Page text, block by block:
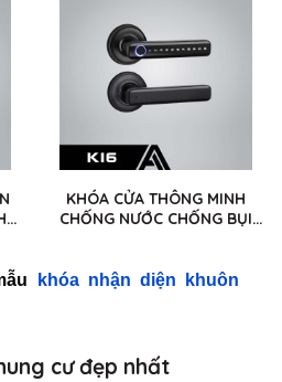
KHÓA CỬA THÔNG MINH
CHỐNG NƯỚC CHỐNG BỤI
khóa nhận diện khuôn
cư đẹp nhất